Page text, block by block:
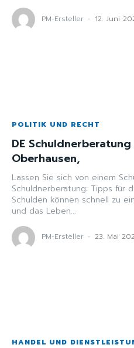
PM-Ersteller - 12. Juni
POLITIK UND RECHT
DE
Oberhausen,
Lassen Sie sich von einem
Schuldnerberatung: Tipps für
Schulden können schnell zu
und das Leben...
PM-Ersteller - 23. Mai
HANDEL UND